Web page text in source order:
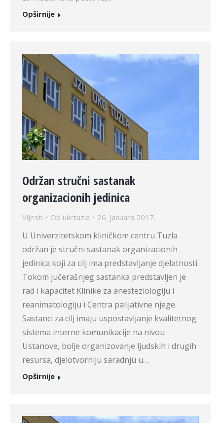
Opširnije
Održan stručni sastanak
organizacionih jedinica
Vijesti Od ukctuzla 26. Januara 2017.
U Univerzitetskom kliničkom centru Tuzla
održan je stručni sastanak organizacionih
jedinica koji za cilj ima predstavljanje djelatnosti.
Tokom jučerašnjeg sastanka predstavljen je
rad i kapacitet Klinike za anesteziologiju i
reanimatologiju i Centra palijativne njege.
Sastanci za cilj imaju uspostavljanje kvalitetnog
sistema interne komunikacije na nivou
Ustanove, bolje organizovanje ljudskih i drugih
resursa, djelotvorniju saradnju u…
Opširnije